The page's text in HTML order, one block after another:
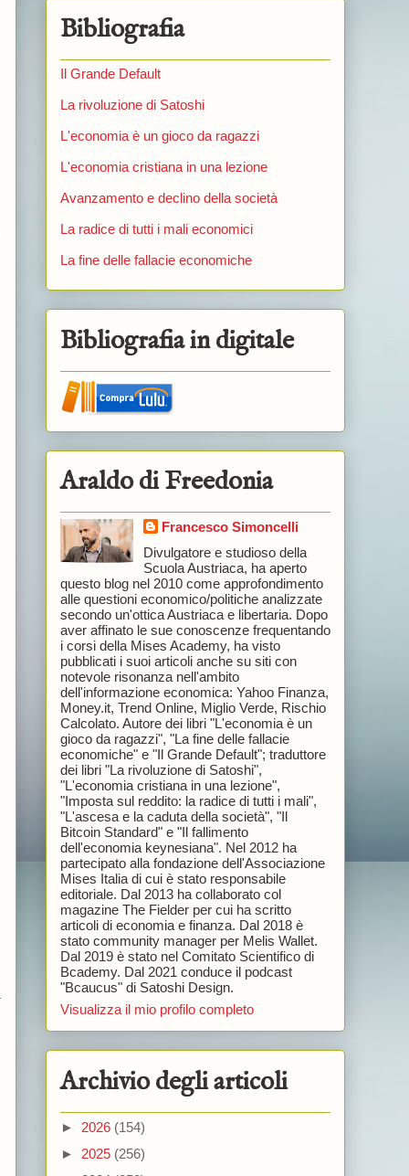
Bibliografia
Il Grande Default
La rivoluzione di Satoshi
L'economia è un gioco da ragazzi
L'economia cristiana in una lezione
Avanzamento e declino della società
La radice di tutti i mali economici
La fine delle fallacie economiche
Bibliografia in digitale
Araldo di Freedonia
Francesco Simoncelli
Divulgatore e studioso della
Scuola Austriaca, ha aperto
questo blog nel 2010 come approfondimento
alle questioni economico/politiche analizzate
secondo un'ottica Austriaca e libertaria. Dopo
aver affinato le sue conoscenze frequentando
i corsi della Mises Academy, ha visto
pubblicati i suoi articoli anche su siti con
notevole risonanza nell'ambito
dell'informazione economica: Yahoo Finanza,
Money.it, Trend Online, Miglio Verde, Rischio
Calcolato. Autore dei libri "L'economia è un
gioco da ragazzi", "La fine delle fallacie
economiche" e "Il Grande Default"; traduttore
dei libri "La rivoluzione di Satoshi",
"L'economia cristiana in una lezione",
"Imposta sul reddito: la radice di tutti i mali",
"L'ascesa e la caduta della società", "Il
Bitcoin Standard" e "Il fallimento
dell'economia keynesiana". Nel 2012 ha
partecipato alla fondazione dell'Associazione
Mises Italia di cui è stato responsabile
editoriale. Dal 2013 ha collaborato col
magazine The Fielder per cui ha scritto
articoli di economia e finanza. Dal 2018 è
stato community manager per Melis Wallet.
Dal 2019 è stato nel Comitato Scientifico di
Bcademy. Dal 2021 conduce il podcast
"Bcaucus" di Satoshi Design.
Visualizza il mio profilo completo
Archivio degli articoli
► 2026 (154)
► 2025 (256)